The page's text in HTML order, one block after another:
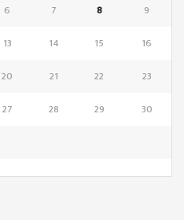
6 7 8
9
13 14 15
16
20 21 22
23
27 28 29
30